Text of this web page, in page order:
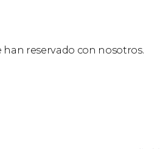
han reservado con nosotros.